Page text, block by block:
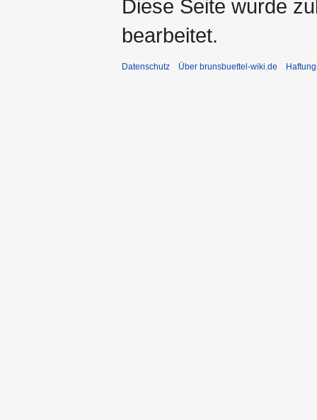
Diese Seite wurde
bearbeitet.
Datenschutz Über brunsbuettel-wiki.de